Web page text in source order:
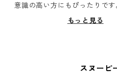
意識の高い方にもぴったりです
もっと見る
スヌーピ